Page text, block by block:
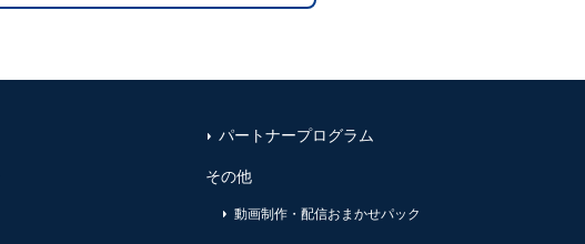
パートナープログラム
その他
動画制作・配信おまかせパック